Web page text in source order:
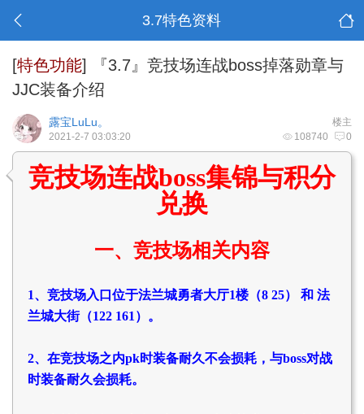
3.7特色资料
[特色功能]
『3.7』竞技场连战boss掉落勋章与
JJC装备介绍
楼主
露宝LuLu。
108740 0
2021-2-7 03:03:20
竞技场连战boss集锦与积分
兑换
一、竞技场相关内容
1、竞技场入口位于法兰城勇者大厅1楼（8 25） 和 法
兰城大街（122 161）。
2、在竞技场之内pk时装备耐久不会损耗，与boss对战
时装备耐久会损耗。